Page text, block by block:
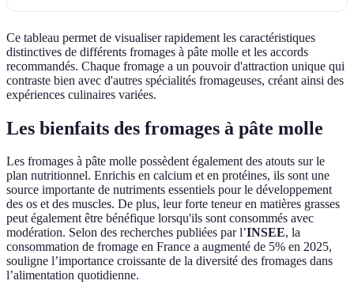
Ce tableau permet de visualiser rapidement les caractéristiques
distinctives de différents fromages à pâte molle et les accords
recommandés. Chaque fromage a un pouvoir d'attraction unique qui
contraste bien avec d'autres spécialités fromageuses, créant ainsi des
expériences culinaires variées.
Les bienfaits des fromages à pâte molle
Les fromages à pâte molle possèdent également des atouts sur le
plan nutritionnel. Enrichis en calcium et en protéines, ils sont une
source importante de nutriments essentiels pour le développement
des os et des muscles. De plus, leur forte teneur en matières grasses
peut également être bénéfique lorsqu'ils sont consommés avec
modération. Selon des recherches publiées par l’INSEE, la
consommation de fromage en France a augmenté de 5% en 2025,
souligne l’importance croissante de la diversité des fromages dans
l’alimentation quotidienne.